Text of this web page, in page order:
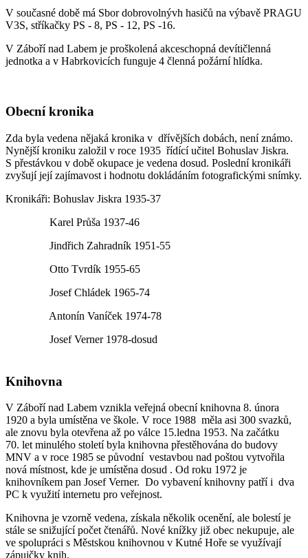
V současné době má Sbor dobrovolnývh hasičů na výbavě PRAGU
V3S, stříkačky PS - 8, PS - 12, PS -16.
V Záboří nad Labem je proškolená akceschopná devítičlenná
jednotka a v Habrkovicích funguje 4 členná požární hlídka.
Obecní kronika
Zda byla vedena nějaká kronika v dřívějších dobách, není známo.
Nynější kroniku založil v roce 1935 řídící učitel Bohuslav Jiskra.
S přestávkou v době okupace je vedena dosud. Poslední kronikáři
zvyšují její zajímavost i hodnotu dokládáním fotografickými snímky.
Kronikáři: Bohuslav Jiskra 1935-37
Karel Průša 1937-46
Jindřich Zahradník 1951-55
Otto Tvrdík 1955-65
Josef Chládek 1965-74
Antonín Vaníček 1974-78
Josef Verner 1978-dosud
Knihovna
V Záboří nad Labem vznikla veřejná obecní knihovna 8. února
1920 a byla umístěna ve škole. V roce 1988 měla asi 300 svazků,
ale znovu byla otevřena až po válce 15.ledna 1953. Na začátku
70. let minulého století byla knihovna přestěhována do budovy
MNV a v roce 1985 se původní vestavbou nad poštou vytvořila
nová místnost, kde je umístěna dosud . Od roku 1972 je
knihovníkem pan Josef Verner. Do vybavení knihovny patří i dva
PC k využití internetu pro veřejnost.
Knihovna je vzorně vedena, získala několik ocenění, ale bolestí je
stále se snižující počet čtenářů. Nové knížky již obec nekupuje, ale
ve spolupráci s Městskou knihovnou v Kutné Hoře se využívají
zápujčky knih.